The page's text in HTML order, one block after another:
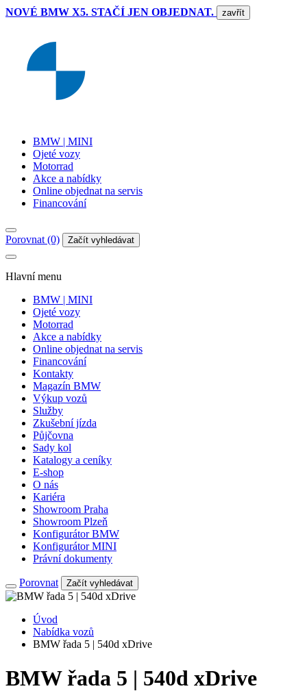
NOVÉ BMW X5. STAČÍ JEN OBJEDNAT. zavřít
BMW | MINI
Ojeté vozy
Motorrad
Akce a nabídky
Online objednat na servis
Financování
Porovnat (0) Začít vyhledávat
Hlavní menu
BMW | MINI
Ojeté vozy
Motorrad
Akce a nabídky
Online objednat na servis
Financování
Kontakty
Magazín BMW
Výkup vozů
Služby
Zkušební jízda
Půjčovna
Sady kol
Katalogy a ceníky
E-shop
O nás
Kariéra
Showroom Praha
Showroom Plzeň
Konfigurátor BMW
Konfigurátor MINI
Právní dokumenty
Porovnat Začít vyhledávat
Úvod
Nabídka vozů
BMW řada 5 | 540d xDrive
BMW řada 5 | 540d xDrive